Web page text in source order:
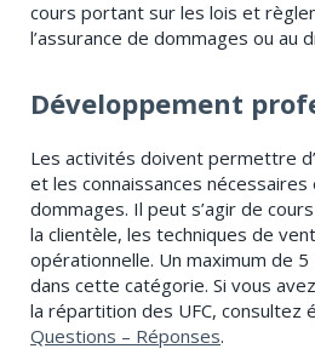
cours portant sur les lois et
l’assurance de dommages ou au
Développement
Les activités doivent permettre
et les connaissances nécessaires
dommages. Il peut s’agir de
la clientèle, les techniques de
opérationnelle. Un maximum de
dans cette catégorie. Si vous
la répartition des UFC, consultez
Questions – Réponses.